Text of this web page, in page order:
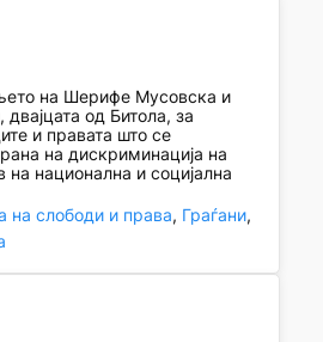
на Шерифе Мусовска и
од Битола, за
и правата што се
на дискриминација на
на национална и социјална
на слободи и права, Граѓани